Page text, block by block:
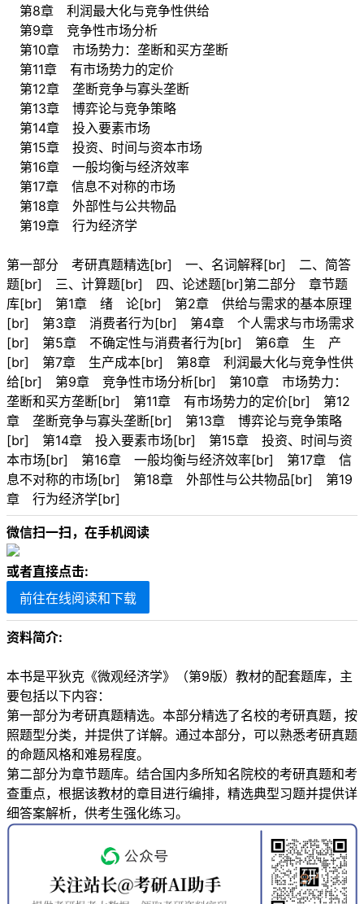
第8章 利润最大化与竞争性供给
第9章 竞争性市场分析
第10章 市场势力：垄断和买方垄断
第11章 有市场势力的定价
第12章 垄断竞争与寡头垄断
第13章 博弈论与竞争策略
第14章 投入要素市场
第15章 投资、时间与资本市场
第16章 一般均衡与经济效率
第17章 信息不对称的市场
第18章 外部性与公共物品
第19章 行为经济学
第一部分 考研真题精选[br] 一、名词解释[br] 二、简答
题[br] 三、计算题[br] 四、论述题[br]第二部分 章节题
库[br] 第1章 绪 论[br] 第2章 供给与需求的基本原理
[br] 第3章 消费者行为[br] 第4章 个人需求与市场需求
[br] 第5章 不确定性与消费者行为[br] 第6章 生 产
[br] 第7章 生产成本[br] 第8章 利润最大化与竞争性供
给[br] 第9章 竞争性市场分析[br] 第10章 市场势力：
垄断和买方垄断[br] 第11章 有市场势力的定价[br] 第12
章 垄断竞争与寡头垄断[br] 第13章 博弈论与竞争策略
[br] 第14章 投入要素市场[br] 第15章 投资、时间与资
本市场[br] 第16章 一般均衡与经济效率[br] 第17章 信
息不对称的市场[br] 第18章 外部性与公共物品[br] 第19
章 行为经济学[br]
微信扫一扫，在手机阅读
或者直接点击:
前往在线阅读和下载
资料简介:
本书是平狄克《微观经济学》（第9版）教材的配套题库，主
要包括以下内容：
第一部分为考研真题精选。本部分精选了名校的考研真题，按
照题型分类，并提供了详解。通过本部分，可以熟悉考研真题
的命题风格和难易程度。
第二部分为章节题库。结合国内多所知名院校的考研真题和考
查重点，根据该教材的章目进行编排，精选典型习题并提供详
细答案解析，供考生强化练习。